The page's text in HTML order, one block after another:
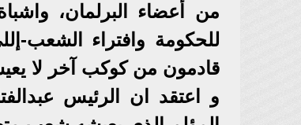
من أعضاء البرلمان،
للحكومة وافتراء الشعب-
قادمون من كوكب آخر لا
و اعتقد ان الرئيس